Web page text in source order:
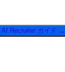
AI Recruiter ガイド →